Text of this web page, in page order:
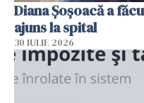
Diana Șoșoacă a
ajuns la spital
30 IULIE 2026